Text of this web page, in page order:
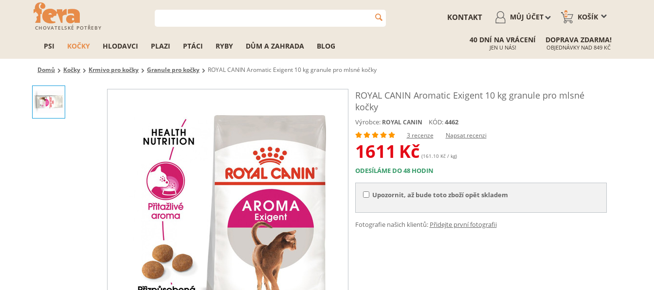
CHOVATELSKÉ POTŘEBY
KOŠÍK
0
MŮJ ÚČET
KONTAKT
PSI KOČKY HLODAVCI PLAZI PTÁCI RYBY DŮM A ZAHRADA BLOG
40 DNÍ NA VRÁCENÍ
JEN U NÁS!
DOPRAVA ZDARMA!
OBJEDNÁVKY NAD 849 KČ
Domů Kočky Krmivo pro kočky Granule pro kočky ROYAL CANIN Aromatic Exigent 10 kg granule pro mlsné kočky
ROYAL CANIN Aromatic Exigent 10 kg granule pro mlsné
kočky
Výrobce: ROYAL CANIN KÓD:4462
3 recenze Napsat recenzi
1611 Kč (161.10 Kč / kg)
ODESÍLÁME DO 48 HODIN
Upozornit, až bude toto zboží opět skladem
Fotografie našich klientů: Přidejte první fotografii